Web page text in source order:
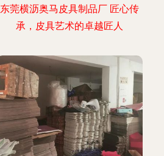
东莞横沥奥马皮具制品厂 匠心传
承，皮具艺术的卓越匠人